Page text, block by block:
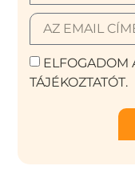
ELFOGADOM
TÁJÉKOZTATÓT.